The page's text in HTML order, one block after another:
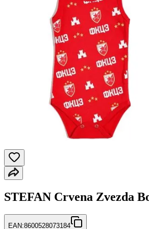
STEFAN Crvena Zvezda
EAN:8600528073184